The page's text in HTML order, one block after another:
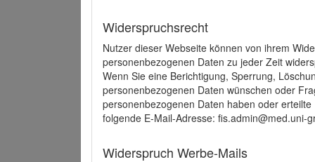
Widerspruchsrecht
Nutzer dieser Webseite können von ihrem
personenbezogenen Daten zu jeder Zeit
Wenn Sie eine Berichtigung, Sperrung,
personenbezogenen Daten wünschen oder
personenbezogenen Daten haben oder
folgende E-Mail-Adresse: fis.admin@med.uni-
Widerspruch Werbe-Mails